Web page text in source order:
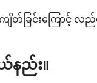
ျိတ်ခြင်းကြောင့်
နည်း။